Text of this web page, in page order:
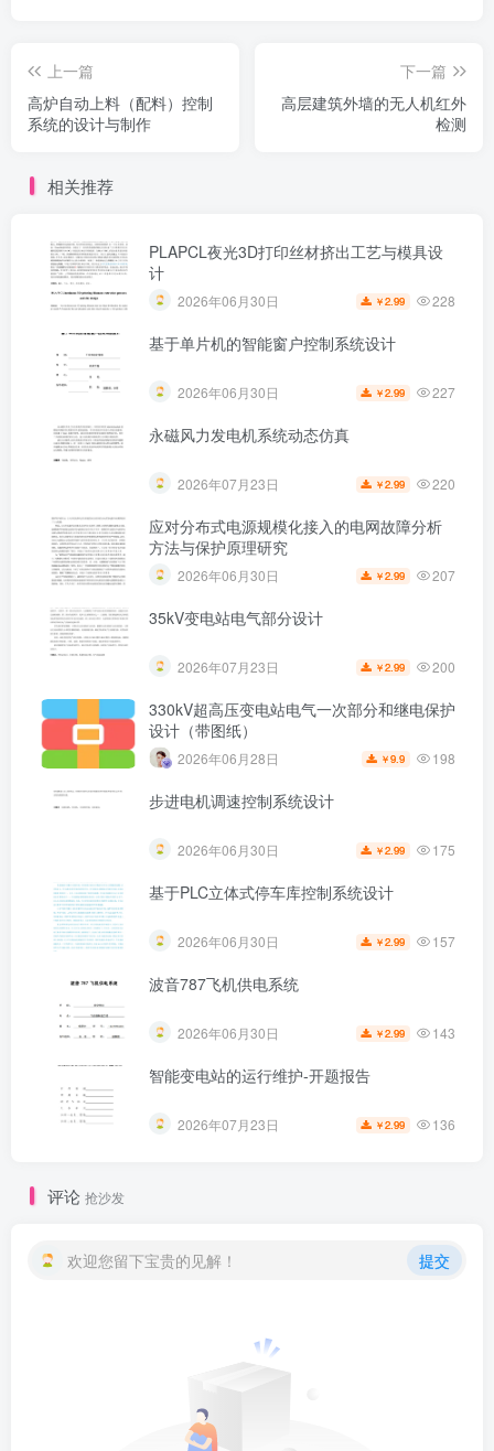
上一篇
高炉自动上料（配料）控制
系统的设计与制作
下一篇
高层建筑外墙的无人机红外
检测
相关推荐
PLAPCL夜光3D打印丝材挤出工艺与模具设
计
2026年06月30日 ￥2.99 228
基于单片机的智能窗户控制系统设计
2026年06月30日 ￥2.99 227
永磁风力发电机系统动态仿真
2026年07月23日 ￥2.99 220
应对分布式电源规模化接入的电网故障分析
方法与保护原理研究
2026年06月30日 ￥2.99 207
35kV变电站电气部分设计
2026年07月23日 ￥2.99 200
330kV超高压变电站电气一次部分和继电保护
设计（带图纸）
2026年06月28日 ￥9.9 198
步进电机调速控制系统设计
2026年06月30日 ￥2.99 175
基于PLC立体式停车库控制系统设计
2026年06月30日 ￥2.99 157
波音787飞机供电系统
2026年06月30日 ￥2.99 143
智能变电站的运行维护-开题报告
2026年07月23日 ￥2.99 136
评论 抢沙发
欢迎您留下宝贵的见解！ 提交